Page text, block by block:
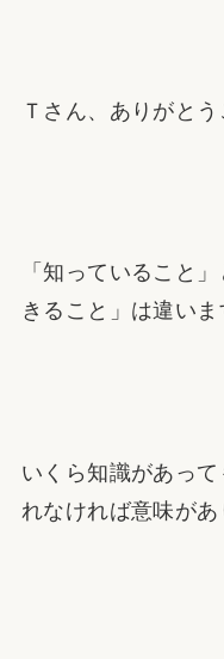
Ｔさん、ありがとう
「知っていること
きること」は違いま
いくら知識があっ
れなければ意味があ